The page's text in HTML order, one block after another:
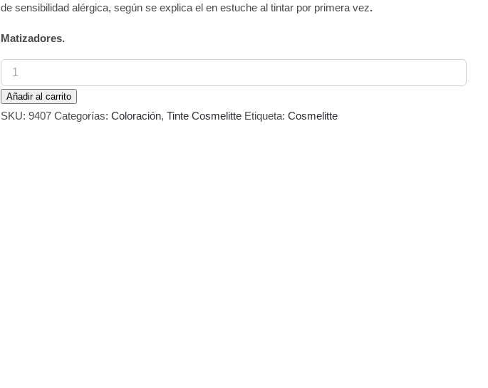
de sensibilidad alérgica, según se explica el en estuche al tintar por primera vez.
Matizadores.
Tinte
Cosmelitte
Color
Añadir al carrito
SKU: 9407 Categorías: Coloración, Tinte Cosmelitte Etiqueta: Cosmelitte